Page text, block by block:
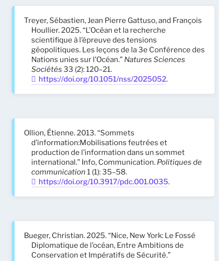
Treyer, Sébastien, Jean Pierre Gattuso, and François
Houllier. 2025. “L’Océan et la recherche
scientifique à l’épreuve des tensions
géopolitiques. Les leçons de la 3e Conférence des
Nations unies sur l’Océan.” Natures Sciences
Sociétés 33 (2): 120–21.
https://doi.org/10.1051/nss/2025052.
Ollion, Étienne. 2013. “Sommets
d’information:Mobilisations feutrées et
production de l’information dans un sommet
international.” Info, Communication. Politiques de
communication 1 (1): 35–58.
https://doi.org/10.3917/pdc.001.0035.
Bueger, Christian. 2025. “Nice, New York: Le Fossé
Diplomatique de l’océan, Entre Ambitions de
Conservation et Impératifs de Sécurité.”